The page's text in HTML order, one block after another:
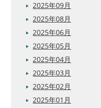
2025年09月
2025年08月
2025年06月
2025年05月
2025年04月
2025年03月
2025年02月
2025年01月